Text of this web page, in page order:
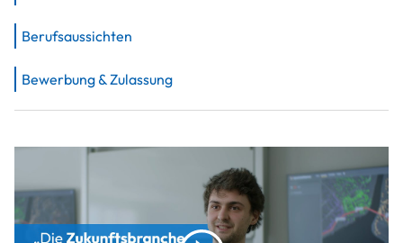
Berufsaussichten
Bewerbung & Zulassung